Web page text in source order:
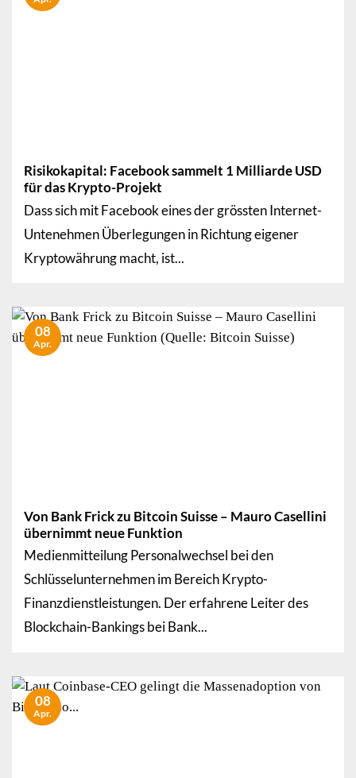
Risikokapital: Facebook sammelt 1 Milliarde USD
für das Krypto-Projekt
Dass sich mit Facebook eines der grössten Internet-
Untenehmen Überlegungen in Richtung eigener
Kryptowährung macht, ist...
Von Bank Frick zu Bitcoin Suisse – Mauro Casellini
übernimmt neue Funktion
Medienmitteilung Personalwechsel bei den
Schlüsselunternehmen im Bereich Krypto-
Finanzdienstleistungen. Der erfahrene Leiter des
Blockchain-Bankings bei Bank...
08
Apr.
08
Apr.